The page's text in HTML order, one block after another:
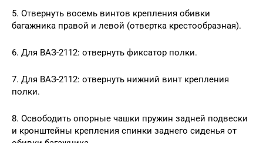
5. Отвернуть восемь винтов крепления обивки
багажника правой и левой (отвертка крестообразная).
6. Для ВАЗ-2112: отвернуть фиксатор полки.
7. Для ВАЗ-2112: отвернуть нижний винт крепления
полки.
8. Освободить опорные чашки пружин задней подвески
и кронштейны крепления спинки заднего сиденья от